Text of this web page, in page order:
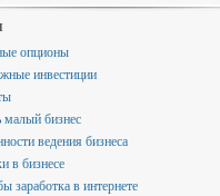
опционы
инвестиции
малый бизнес
ведения бизнеса
в бизнесе
заработка в интернете